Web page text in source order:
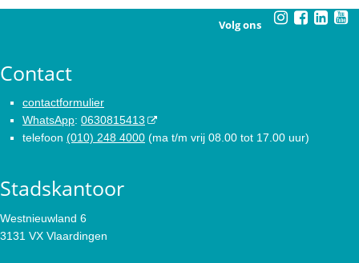
Volg ons
Contact
contactformulier
WhatsApp: 0630815413
telefoon (010) 248 4000 (ma t/m vrij 08.00 tot 17.00 uur)
Stadskantoor
Westnieuwland 6
3131 VX Vlaardingen